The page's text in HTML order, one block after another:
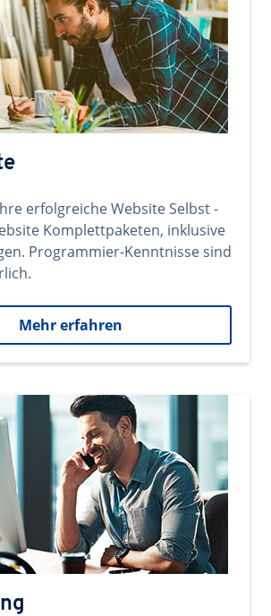
erfolgreiche Website Selbst -
Komplettpaketen, inklusive
Programmier-Kenntnisse sind
Mehr erfahren